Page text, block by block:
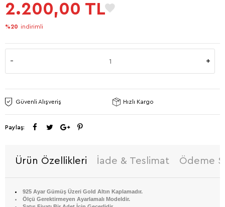
2.200,00 TL
%20 indirimli
Güvenli Alışveriş Hızlı Kargo
Paylaş:
Ürün Özellikleri İade & Teslimat Ödeme
925 Ayar Gümüş Üzeri Gold Altın Kaplamadır.
Ölçü Gerektirmeyen Ayarlamalı Modeldir.